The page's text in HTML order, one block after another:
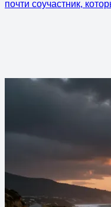
почти соучастник,